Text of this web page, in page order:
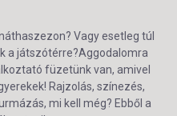
Vagy esetleg túl
a játszótérre?Aggodalomra
füzetünk van, amivel
Rajzolás, színezés,
mi kell még? Ebből a